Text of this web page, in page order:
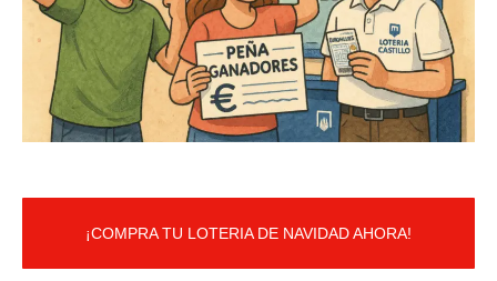
¡COMPRA TU LOTERIA DE NAVIDAD AHORA!